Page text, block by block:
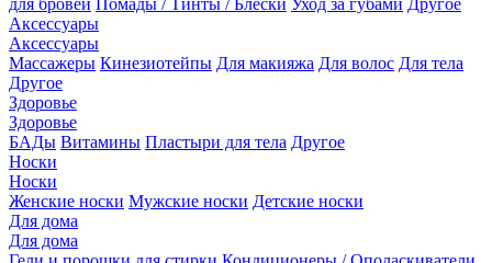
для бровей Помады / Тинты / Блески Уход за губами Другое
Аксессуары
Аксессуары
Массажеры Кинезиотейпы Для макияжа Для волос Для тела
Другое
Здоровье
Здоровье
БАДы Витамины Пластыри для тела Другое
Носки
Носки
Женские носки Мужские носки Детские носки
Для дома
Для дома